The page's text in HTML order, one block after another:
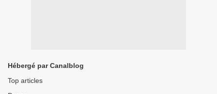
Hébergé par Canalblog
Top articles